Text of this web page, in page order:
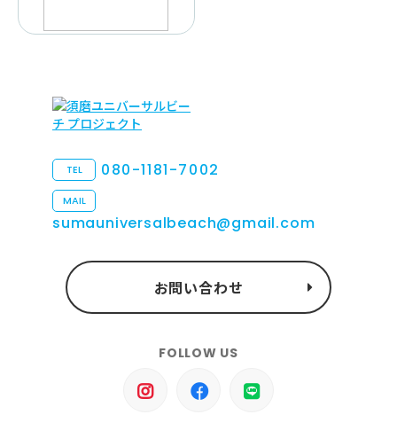
TEL 080-1181-7002
MAIL
sumauniversalbeach@gmail.com
お問い合わせ
FOLLOW US